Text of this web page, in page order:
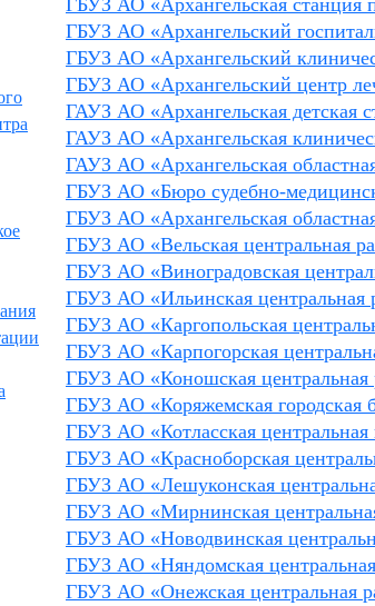
ГБУЗ АО «Архангельская станция
ГБУЗ АО «Архангельский
ГБУЗ АО «Архангельский
ГБУЗ АО «Архангельский центр
ГАУЗ АО «Архангельская детская
ГАУЗ АО «Архангельская
ГАУЗ АО «Архангельская
ГБУЗ АО «Бюро судебно-
ГБУЗ АО «Архангельская
ГБУЗ АО «Вельская центральная
ГБУЗ АО «Виноградовская
ГБУЗ АО «Ильинская центральная
ГБУЗ АО «Каргопольская
ГБУЗ АО «Карпогорская
ГБУЗ АО «Коношская центральная
ГБУЗ АО «Коряжемская городская
ГБУЗ АО «Котласская
ГБУЗ АО «Красноборская
ГБУЗ АО «Лешуконская
ГБУЗ АО «Мирнинская
ГБУЗ АО «Новодвинская
ГБУЗ АО «Няндомская
ГБУЗ АО «Онежская центральная